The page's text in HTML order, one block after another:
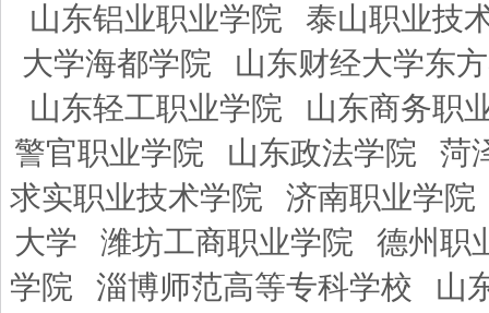
山东铝业职业学院
泰山职业技
大学海都学院
山东财经大学东
山东轻工职业学院
山东商务职
警官职业学院
山东政法学院
菏
求实职业技术学院
济南职业学院
大学
潍坊工商职业学院
德州职
学院
淄博师范高等专科学校
山